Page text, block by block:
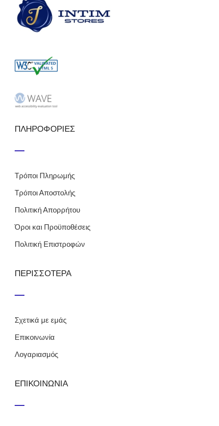
ΠΛΗΡΟΦΟΡΙΕΣ
Τρόποι Πληρωμής
Τρόποι Αποστολής
Πολιτική Απορρήτου
Όροι και Προϋποθέσεις
Πολιτική Επιστροφών
ΠΕΡΙΣΣΟΤΕΡΑ
Σχετικά με εμάς
Επικοινωνία
Λογαριασμός
ΕΠΙΚΟΙΝΩΝΙΑ